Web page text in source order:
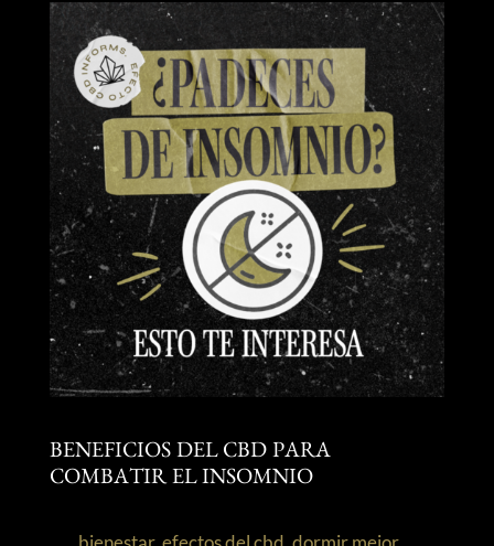
BENEFICIOS DEL CBD PARA
COMBATIR EL INSOMNIO